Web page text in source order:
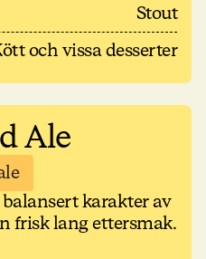
Stout
och vissa desserter
Ale
karakter av
frisk lang ettersmak.